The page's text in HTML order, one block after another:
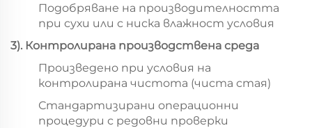
Подобряване на производителността
при сухи или с ниска влажност условия
3). Контролирана производствена среда
Произведено при условия на
контролирана чистота (чиста стая)
Стандартизирани операционни
процедури с редовни проверки